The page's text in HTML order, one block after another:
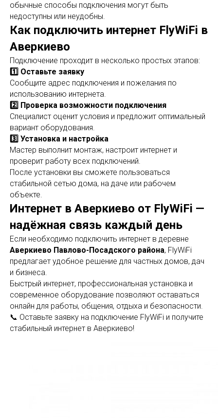
обычные способы подключения могут быть
недоступны или неудобны.
Как подключить интернет FlyWiFi в
Аверкиево
Подключение проходит в несколько простых этапов:
1️⃣ Оставьте заявку
Сообщите адрес подключения и пожелания по
использованию интернета.
2️⃣ Проверка возможности подключения
Специалист оценит условия и предложит оптимальный
вариант оборудования.
3️⃣ Установка и настройка
Мастер выполнит монтаж, настроит интернет и
проверит работу всех подключений.
После установки вы сможете пользоваться
стабильной сетью дома, на даче или рабочем
объекте.
Интернет в Аверкиево от FlyWiFi —
надёжная связь каждый день
Если необходимо подключить интернет в деревне
Аверкиево Павлово-Посадского района, FlyWiFi
предлагает удобное решение для частных домов, дач
и бизнеса.
Быстрый интернет, профессиональная установка и
современное оборудование позволяют оставаться
онлайн для работы, общения, отдыха и безопасности.
📞 Оставьте заявку на подключение FlyWiFi и получите
стабильный интернет в Аверкиево!